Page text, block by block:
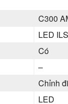
C300
LED ILS
Có
–
Chỉnh
LED